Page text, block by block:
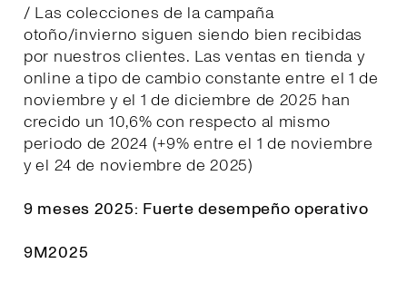
/ Las colecciones de la campaña
otoño/invierno siguen siendo bien recibidas
por nuestros clientes. Las ventas en tienda y
online a tipo de cambio constante entre el 1 de
noviembre y el 1 de diciembre de 2025 han
crecido un 10,6% con respecto al mismo
periodo de 2024 (+9% entre el 1 de noviembre
y el 24 de noviembre de 2025)
9 meses 2025: Fuerte desempeño operativo
9M2025